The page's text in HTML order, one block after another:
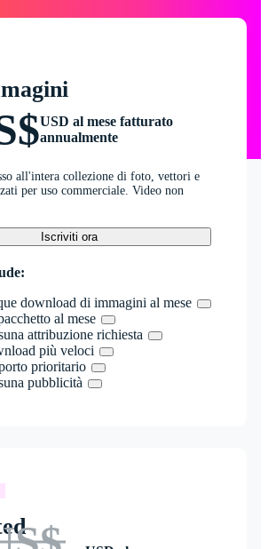
USD al mese fatturato
annualmente
all'intera collezione di foto, vettori e
per uso commerciale. Video non
Iscriviti ora
download di immagini al mese
al mese
attribuzione richiesta
più veloci
prioritario
pubblicità